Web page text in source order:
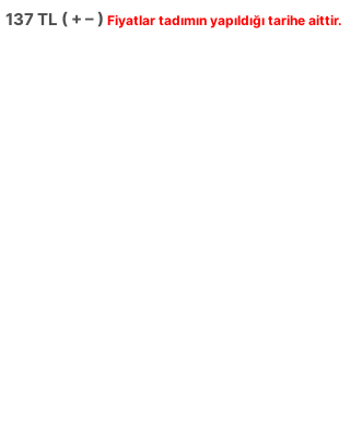
137TL ( + – )Fiyatlar tadımın yapıldığı tarihe aittir.